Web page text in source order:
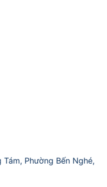
Tám, Phường Bến Nghé,